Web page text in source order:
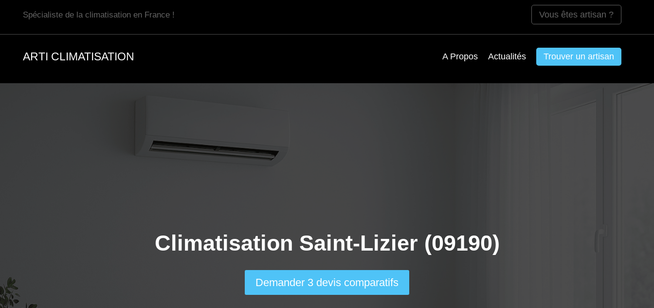
Spécialiste de la climatisation en France ! Vous êtes artisan ?
ARTI CLIMATISATION A Propos Actualités Trouver un artisan
Climatisation Saint-Lizier (09190)
Demander 3 devis comparatifs